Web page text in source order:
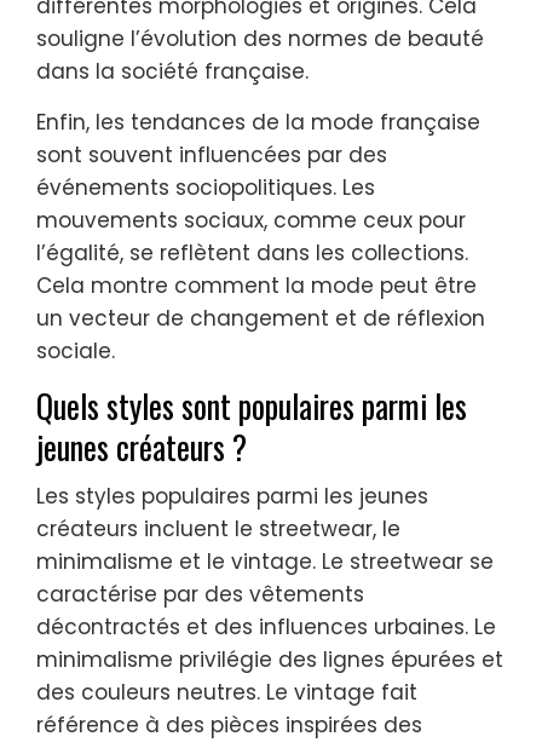
différentes morphologies et origines. Cela
souligne l’évolution des normes de beauté
dans la société française.
Enfin, les tendances de la mode française
sont souvent influencées par des
événements sociopolitiques. Les
mouvements sociaux, comme ceux pour
l’égalité, se reflètent dans les collections.
Cela montre comment la mode peut être
un vecteur de changement et de réflexion
sociale.
Quels styles sont populaires parmi les
jeunes créateurs ?
Les styles populaires parmi les jeunes
créateurs incluent le streetwear, le
minimalisme et le vintage. Le streetwear se
caractérise par des vêtements
décontractés et des influences urbaines. Le
minimalisme privilégie des lignes épurées et
des couleurs neutres. Le vintage fait
référence à des pièces inspirées des